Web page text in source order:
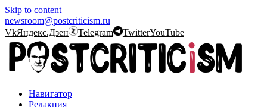
Skip to content
newsroom@postcriticism.ru
VkЯндекс.Дзен Telegram TwitterYouTube
Навигатор
Редакция